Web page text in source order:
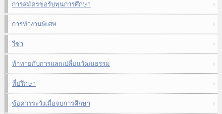
การสมัครขอรับทุนการศึกษา
การทำงานพิเศษ
วีซ่า
ท้าทายกับการแลกเปลี่ยนวัฒนธรรม
ที่ปรึกษา
ข้อควรระวังเมื่อจบการศึกษา